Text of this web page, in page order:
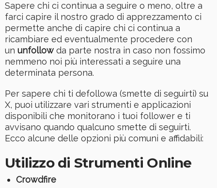
Sapere chi ci continua a seguire o meno, oltre a
farci capire il nostro grado di apprezzamento ci
permette anche di capire chi ci continua a
ricambiare ed eventualmente procedere con
un unfollowda parte nostra in caso non fossimo
nemmeno noi più interessati a seguire una
determinata persona.
Per sapere chi ti defollowa (smette di seguirti) su
X, puoi utilizzare vari strumenti e applicazioni
disponibili che monitorano i tuoi follower e ti
avvisano quando qualcuno smette di seguirti.
Ecco alcune delle opzioni più comuni e affidabili:
Utilizzo di Strumenti Online
Crowdfire